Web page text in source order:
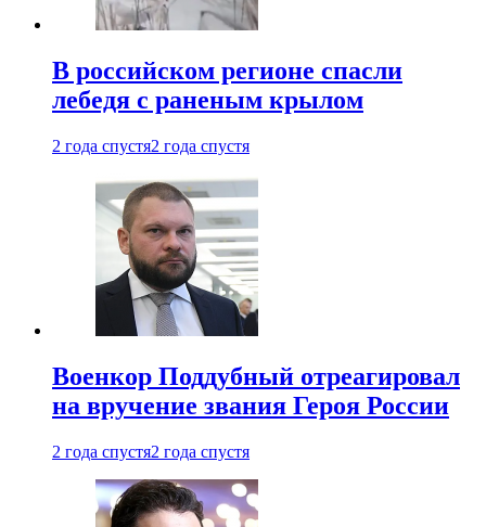
В российском регионе спасли
лебедя с раненым крылом
2 года спустя2 года спустя
Военкор Поддубный отреагировал
на вручение звания Героя России
2 года спустя2 года спустя